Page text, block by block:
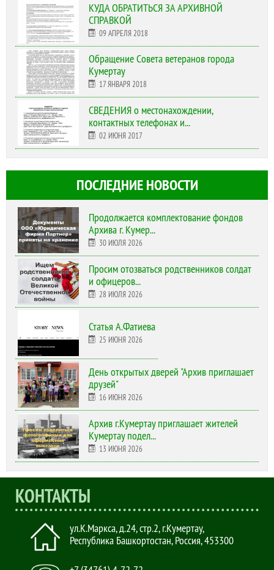
КУДА ОБРАТИТЬСЯ ЗА АРХИВНОЙ
СПРАВКОЙ
09 АПРЕЛЯ 2018
Обращение Совета ветеранов города
Кумертау
17 ЯНВАРЯ 2018
СВЕДЕНИЯ о местонахождении,
контактных телефонах и...
02 ИЮНЯ 2017
ПОСЛЕДНИЕ НОВОСТИ
Продолжается комплектование фондов
Архива г. Кумер...
30 ИЮЛЯ 2026
Просим отозваться родственников солдат
и офицеров...
28 ИЮЛЯ 2026
Статья А.Фатиева
25 ИЮНЯ 2026
День открытых дверей "Архив приглашает
друзей"
16 ИЮНЯ 2026
Архив г.Кумертау приглашает жителей
Кумертау подел...
13 ИЮНЯ 2026
КОНТАКТЫ
ул.К.Маркса, д.24, стр.2,г.Кумертау,
Республика Башкортостан, Россия,453300